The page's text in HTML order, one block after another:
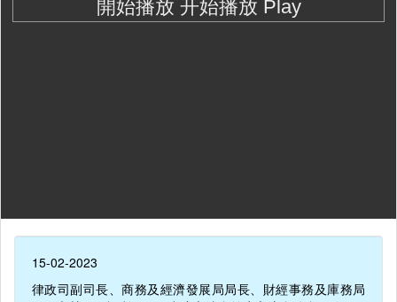
15-02-2023
律政司副司長、商務及經濟發展局局長、財經事務及庫務局